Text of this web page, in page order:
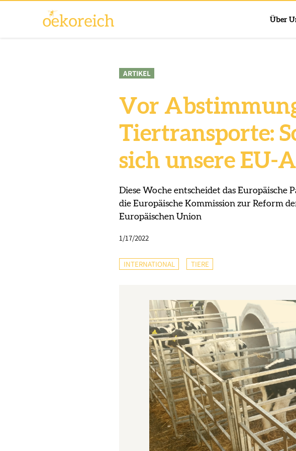
Über
ARTIKEL
Vor
Tiertransporte:
sich unsere EU-
Diese Woche entscheidet das Europäische
die Europäische Kommission zur Reform
Europäischen Union
1/17/2022
INTERNATIONAL TIERE